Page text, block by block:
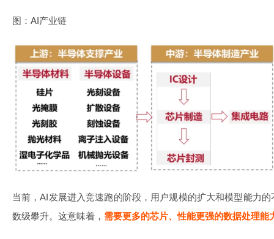
图：AI产业链
当前，AI发展进入竞速跑的阶段，用户规模的扩大和模型能力
数级攀升。这意味着， 需要更多的芯片、性能更强的数据处理